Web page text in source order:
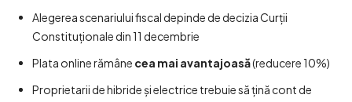
Alegerea scenariului fiscal depinde de decizia Curții
Constituționale din 11 decembrie
Plata online rămâne cea mai avantajoasă(reducere 10%)
Proprietarii de hibride și electrice trebuie să țină cont de